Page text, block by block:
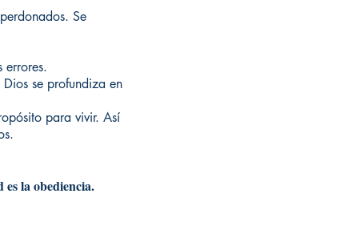
Se
errores.
se profundiza en
para vivir. Así
la obediencia.